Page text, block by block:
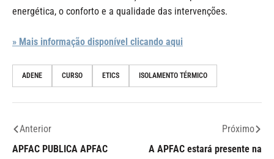
energética, o conforto e a qualidade das intervenções.
» Mais informação disponível clicando aqui
ADENE CURSO ETICS ISOLAMENTO TÉRMICO
Anterior
APFAC PUBLICA APFAC
Próximo
A APFAC estará presente na